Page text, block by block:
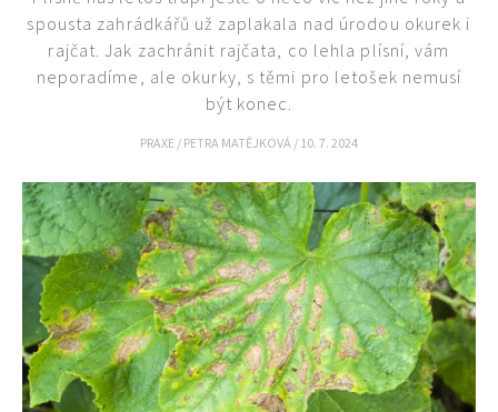
spousta zahrádkářů už zaplakala nad úrodou okurek i
rajčat. Jak zachránit rajčata, co lehla plísní, vám
neporadíme, ale okurky, s těmi pro letošek nemusí
být konec.
PRAXE / PETRA MATĚJKOVÁ / 10. 7. 2024